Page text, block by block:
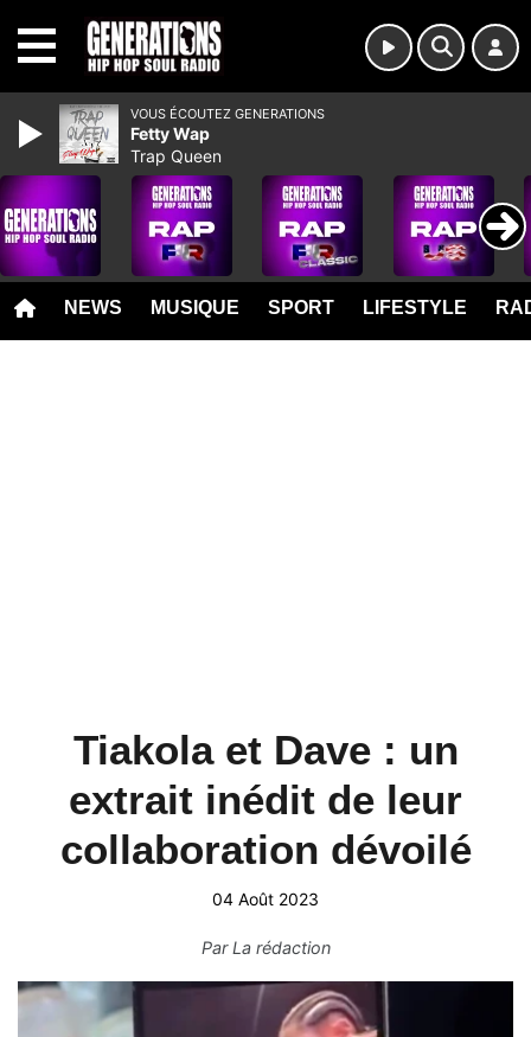
NEWS MUSIQUE SPORT LIFESTYLE
Tiakola et Dave : un
extrait inédit de leur
collaboration dévoilé
04 Août 2023
ParLa rédaction
VOUS ÉCOUTEZ GENERATIONS
Fetty Wap
Trap Queen